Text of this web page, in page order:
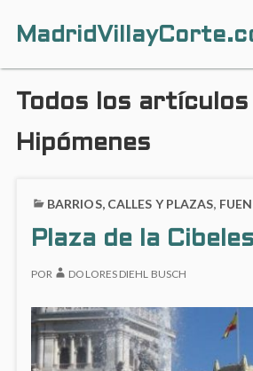
Todos los
Hipómenes
BARRIOS, CALLES Y PLAZAS,
Plaza de la Cibeles
POR DOLORES DIEHL BUSCH